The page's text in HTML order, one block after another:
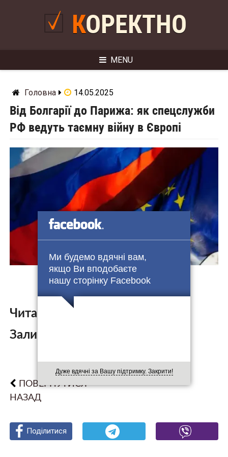
Ми будемо вдячні вам,
якщо Ви вподобаєте
нашу сторінку Facebook
Дуже вдячні за Вашу підтримку. Закрити!
КОРЕКТНО
MENU
Головна 14.05.2025
Від Болгарії до Парижа: як спецслужби
РФ ведуть таємну війну в Європі
Читайте також:
Залишити коментар:
ПОВЕРНУТИСЯ
НАЗАД
Поділитися